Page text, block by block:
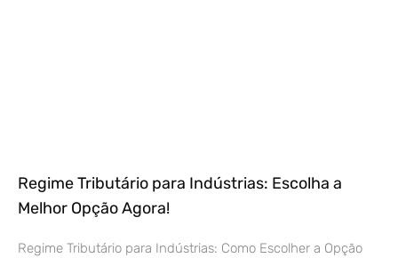
Regime Tributário para Indústrias: Escolha a
Melhor Opção Agora!
Regime Tributário para Indústrias: Como Escolher a Opção